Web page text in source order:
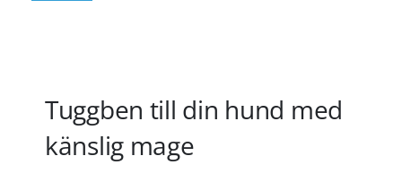
Tuggben till din hund med
känslig mage